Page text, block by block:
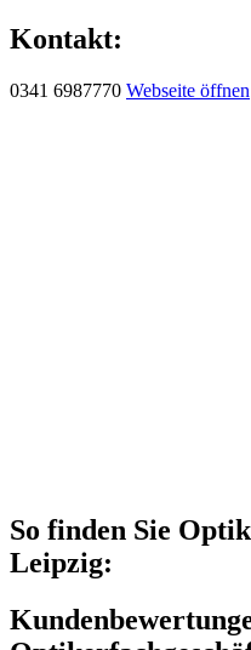
Kontakt:
0341 6987770 Webseite öffnen
So finden Sie
Leipzig: